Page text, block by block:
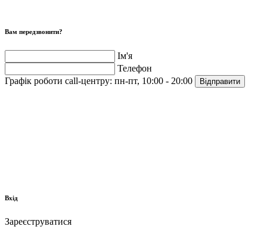
Вам передзвонити?
Ім'я
Телефон
Графік роботи call-центру: пн-пт, 10:00 - 20:00 Відправити
Вхід
Зареєструватися